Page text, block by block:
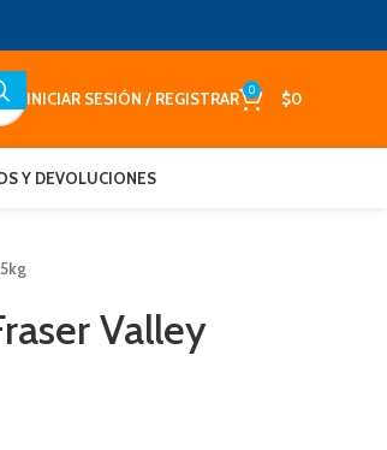
INICIAR SESIÓN / REGISTRAR 0 $0
Y DEVOLUCIONES
Valley